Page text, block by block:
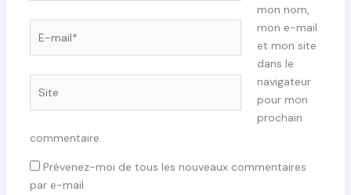
mail*
mon nom,
mon e-mail
et mon site
dans le
navigateur
pour mon
prochain
commentaire.
Prévenez-moi de tous les nouveaux commentaires
par e-mail.